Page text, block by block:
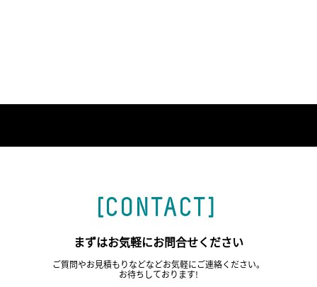
[CONTACT]
まずはお気軽にお問合せください
ご質問やお見積もりなどなどお気軽にご連絡ください。
お待ちしております!